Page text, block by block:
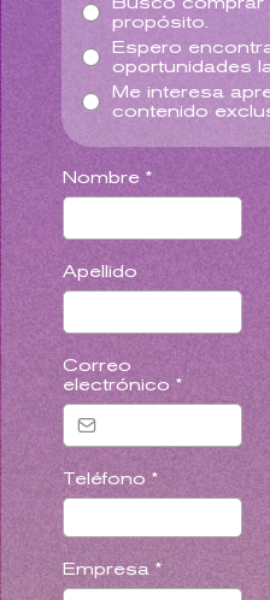
propósito.
Espero
oportunidades
Me interesa
contenido
Nombre *
Apellido
Correo
electrónico *
Teléfono *
Empresa*